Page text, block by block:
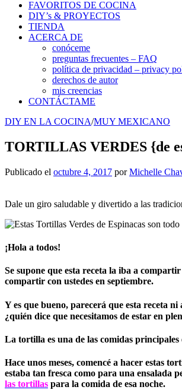
FAVORITOS DE COCINA
DIY’s & PROYECTOS
TIENDA
ACERCA DE
conóceme
preguntas frecuentes – FAQ
política de privacidad – privacy
derechos de autor
mis creencias
CONTÁCTAME
DIY EN LA COCINA/MUY MEXICANO
TORTILLAS VERDES {de
Publicado el octubre 4, 2017 porMichelle
Dale un giro saludable y divertido a las
¡Hola a todos!
Se supone que esta receta la iba a
compartir con ustedes en septiembre.
Y es que bueno, parecerá que esta receta
¿quién dice que necesitamos de estar en
La tortilla es una de las comidas principales
Hace unos meses, comencé a hacer estas
estaba tan fresca como para una ensalada
las tortillas para la comida de esa noche.